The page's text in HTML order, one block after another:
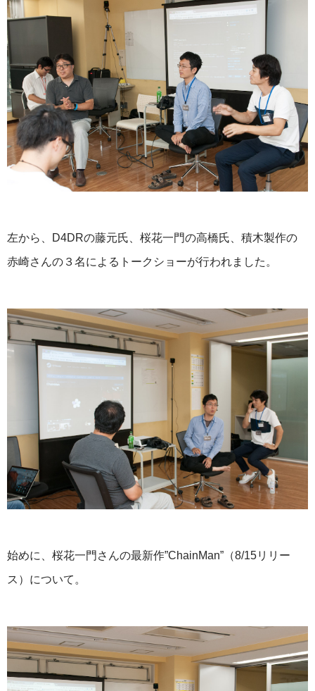
左から、D4DRの藤元氏、桜花一門の高橋氏、積木製作の
赤崎さんの３名によるトークショーが行われました。
始めに、桜花一門さんの最新作”ChainMan”（8/15リリー
ス）について。